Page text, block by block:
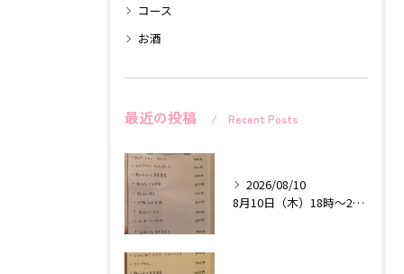
コース
お酒
最近の投稿 Recent Posts
2026/08/10
8月10日（木）18時〜24時